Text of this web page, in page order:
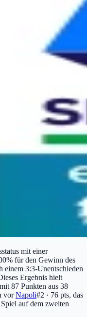
mit einer
für den Gewinn des
einem 3:3-Unentschieden
Ergebnis hielt
87 Punkten aus 38
vorNapoli#2 · 76 pts, das
auf dem zweiten